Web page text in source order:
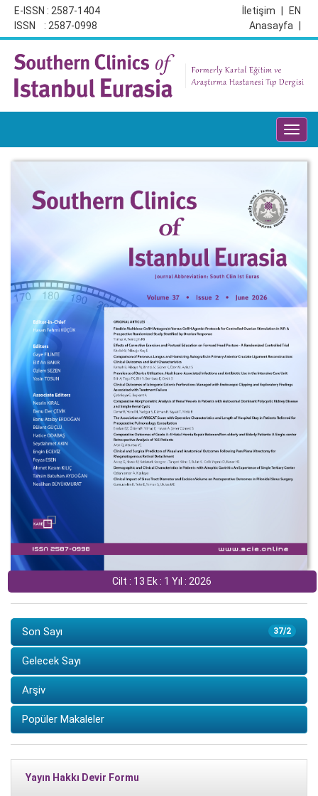
E-ISSN : 2587-1404
ISSN : 2587-0998
EN
İletişim
Anasayfa
Cilt : 13 Ek : 1 Yıl : 2026
37/2
Son Sayı
Gelecek Sayı
Arşiv
Popüler Makaleler
Yayın Hakkı Devir Formu